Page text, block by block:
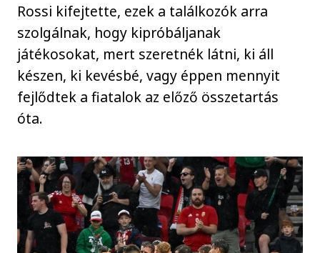
Rossi kifejtette, ezek a találkozók arra
szolgálnak, hogy kipróbáljanak
játékosokat, mert szeretnék látni, ki áll
készen, ki kevésbé, vagy éppen mennyit
fejlődtek a fiatalok az előző összetartás
óta.